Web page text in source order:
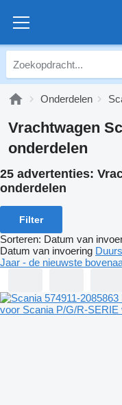
Onderdelen
Vrachtwagen
onderdelen
25 advertenties:
onderdelen
Filter
Sorteren: Datum van
Datum van invoering
Jaar - de nieuwste